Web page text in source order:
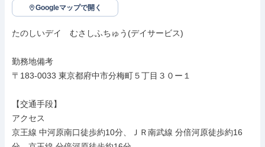
Googleマップで開く
たのしいデイ　むさしふちゅう(デイサービス)
勤務地備考
〒183-0033 東京都府中市分梅町５丁目３０ー１
【交通手段】
アクセス
京王線 中河原南口徒歩約10分、ＪＲ南武線 分倍河原徒歩約16